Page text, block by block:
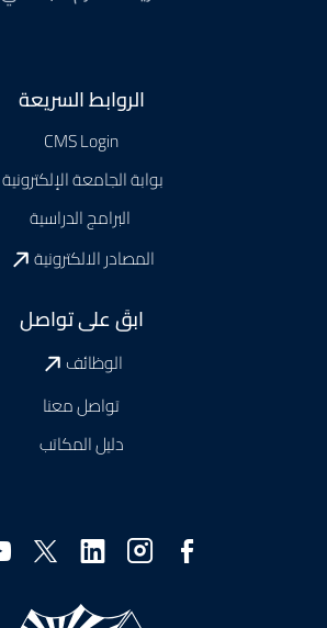
الروابط السريعة
CMS Login
بوابة الجامعة الإلكترونية
البرامج الدراسية
المصادر الالكترونية
ابقَ على تواصل
الوظائف
تواصل معنا
دليل المكاتب